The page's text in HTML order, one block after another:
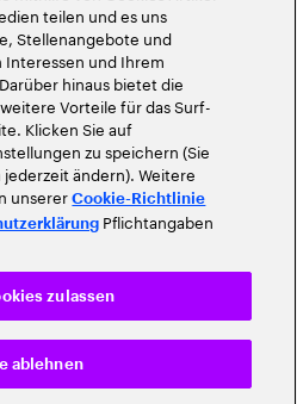
teilen und es uns
Stellenangebote und
Interessen und Ihrem
hinaus bietet die
Vorteile für das Surf-
Klicken Sie auf
zu speichern (Sie
ändern). Weitere
unsererCookie-Richtlinie
Pflichtangaben
ablehnen
zulassen